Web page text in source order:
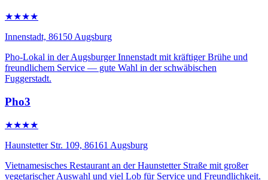
★★★★
Innenstadt, 86150 Augsburg
Pho-Lokal in der Augsburger Innenstadt mit kräftiger Brühe und
freundlichem Service — gute Wahl in der schwäbischen
Fuggerstadt.
Pho3
★★★★
Haunstetter Str. 109, 86161 Augsburg
Vietnamesisches Restaurant an der Haunstetter Straße mit großer
vegetarischer Auswahl und viel Lob für Service und Freundlichkeit.